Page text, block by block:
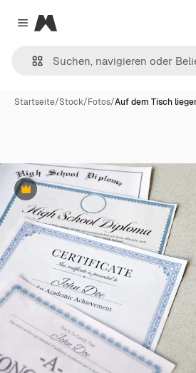
Close menu
Magnific
Startseite/Stock/Fotos/Auf dem Tisch
Premium